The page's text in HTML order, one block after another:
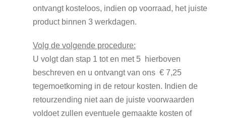
ontvangt kosteloos, indien op voorraad, het juiste
product binnen 3 werkdagen.
Volg de volgende procedure:
U volgt dan stap 1 tot en met 5 hierboven
beschreven en u ontvangt van ons € 7,25
tegemoetkoming in de retour kosten. Indien de
retourzending niet aan de juiste voorwaarden
voldoet zullen eventuele gemaakte kosten of